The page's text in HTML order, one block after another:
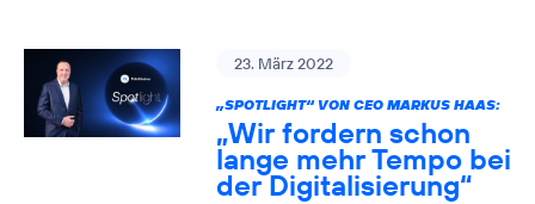
23. März 2022
„SPOTLIGHT“ VON CEO MARKUS HAAS:
„Wir fordern schon
lange mehr Tempo bei
der Digitalisierung“